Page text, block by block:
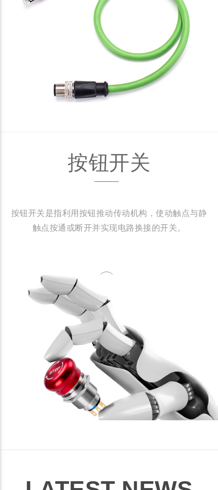
按钮开关
按钮开关是指利用按钮推动传动机构，使动触点与静
触点按通或断开并实现电路换接的开关。